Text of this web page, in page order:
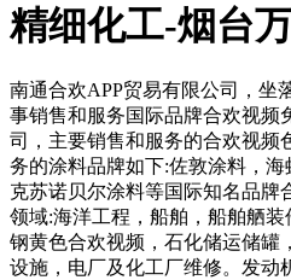
精细化工-烟台
南通合欢APP贸易有限公司，坐
事销售和服务国际品牌合欢视频
司，主要销售和服务的合欢视
务的涂料品牌如下:佐敦涂料，海
克苏诺贝尔涂料等国际知名品牌合
领域:海洋工程，船舶，船舶舾装
钢黄色合欢视频，石化储运储罐
设施，电厂及化工厂维修。发动机